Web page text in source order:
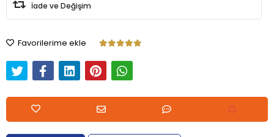
İade ve Değişim
Favorilerime ekle